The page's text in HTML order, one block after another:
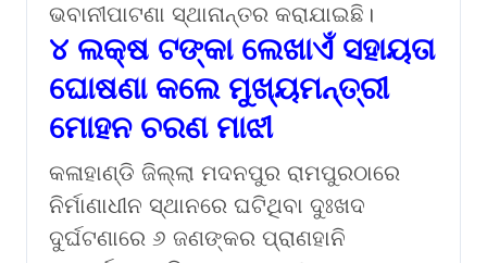
ଭବାନୀପାଟଣା ସ୍ଥାନାନ୍ତର କରାଯାଇଛି।
୪ ଲକ୍ଷ ଟଙ୍କା ଲେଖାଏଁ ସହାୟତା
ଘୋଷଣା କଲେ ମୁଖ୍ୟମନ୍ତ୍ରୀ
ମୋହନ ଚରଣ ମାଝୀ
କଳାହାଣ୍ଡି ଜିଲ୍ଲା ମଦନପୁର ରାମପୁରଠାରେ
ନିର୍ମାଣାଧୀନ ସ୍ଥାନରେ ଘଟିଥିବା ଦୁଃଖଦ
ଦୁର୍ଘଟଣାରେ ୬ ଜଣଙ୍କର ପ୍ରାଣହାନି